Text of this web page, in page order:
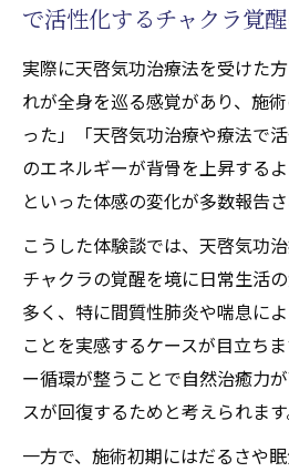
で活性化するチャクラ覚
実際に天啓気功治療法を受けた
れが全身を巡る感覚があり、施
った」「天啓気功治療や療法で
のエネルギーが背骨を上昇する
といった体感の変化が多数報告さ
こうした体験談では、天啓気功
チャクラの覚醒を境に日常生活
多く、特に間質性肺炎や喘息に
ことを実感するケースが目立ち
ー循環が整うことで自然治癒力
スが回復するためと考えられます
一方で、施術初期にはだるさや